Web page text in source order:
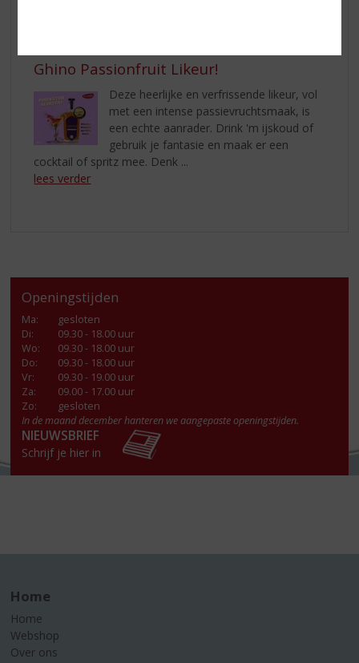
Ghino Passionfruit Likeur!
Deze heerlijke en verfrissende likeur, vol
met een intense passievruchtsmaak, is
een echte aanrader. Drink 'm ijskoud of
gebruik je fantasie en maak er een
cocktail of spritz mee. Denk ...
lees verder
Openingstijden
Ma:
gesloten
Di:
09.30 - 18.00 uur
Wo:
09.30 - 18.00 uur
Do:
09.30 - 18.00 uur
Vr:
09.30 - 19.00 uur
Za:
09.00 - 17.00 uur
Zo:
gesloten
In de maand december hanteren we aangepaste openingstijden.
NIEUWSBRIEF
Schrijf je hier in
Home
Home
Webshop
Over ons